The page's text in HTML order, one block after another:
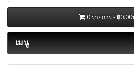
0 รายการ - ฿
เมนู